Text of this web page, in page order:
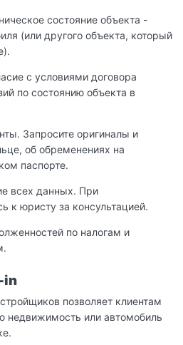
состояние объекта -
(или другого объекта, который
с условиями договора
по состоянию объекта в
Запросите оригиналы и
об обременениях на
паспорте.
всех данных. При
к юристу за консультацией.
по налогам и
in
позволяет клиентам
недвижимость или автомобиль